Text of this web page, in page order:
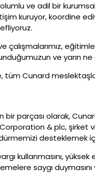
ve adil bir
kuruyor, koordine
çalışmalarımız,
ve yarın ne
Cunard
bir parçası olarak,
Corporation & plc,
desteklemek
kullanmasını,
saygı